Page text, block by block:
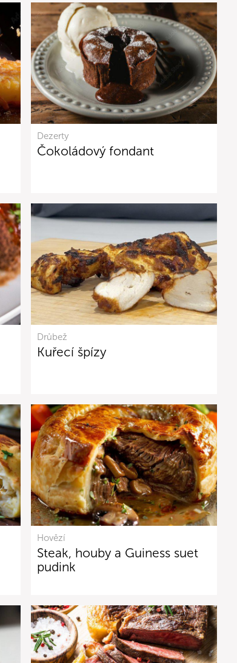
Dezerty
Čokoládový fondant
Drůbež
Kuřecí špízy
Hovězí
Steak, houby a Guiness suet
pudink